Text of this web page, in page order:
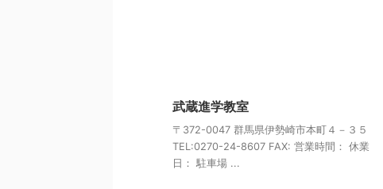
武蔵進学教室
〒372-0047 群馬県伊勢崎市本町４－３５
TEL:0270-24-8607 FAX: 営業時間： 休業
日： 駐車場 ...